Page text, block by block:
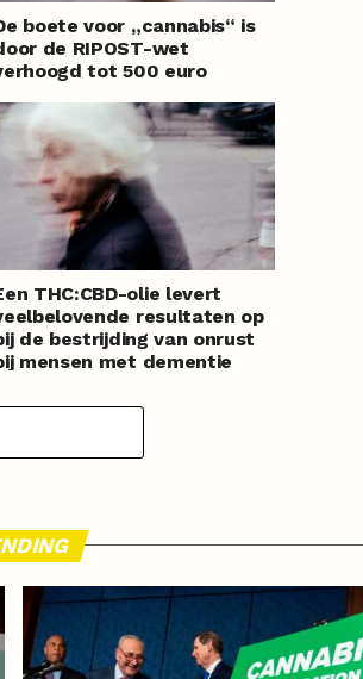
boete voor „cannabis“ is
de RIPOST-wet
tot 500 euro
THC:CBD-olie levert
resultaten op
de bestrijding van onrust
mensen met dementie